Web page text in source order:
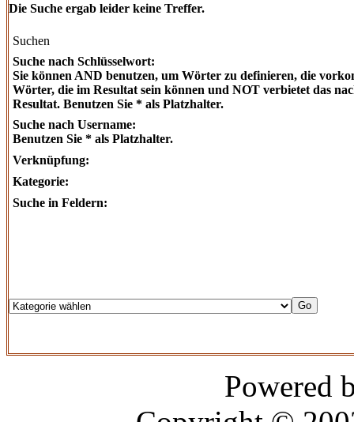
Die Suche ergab leider keine Treffer.
Suchen
Suche nach Schlüsselwort:
Sie können AND benutzen, um Wörter zu definieren, die
Wörter, die im Resultat sein können und NOT verbietet das
Resultat. Benutzen Sie * als Platzhalter.
Suche nach Username:
Benutzen Sie * als Platzhalter.
Verknüpfung:
Kategorie:
Suche in Feldern:
Powered